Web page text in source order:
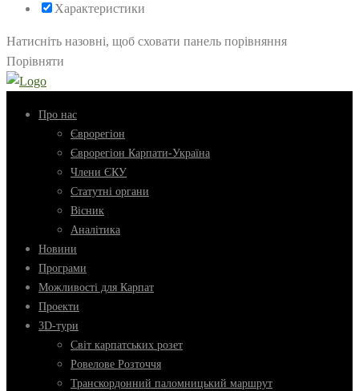
Характеристики
Натисніть назовні, щоб сховати панель порівняння
Порівняти
Про нас
Єврорегіон
Єврорегіон Карпати-Україна
Члени ЄКУ
Статутні органи
Вісник
Аналітика
Новини
Програми
Можливості для Карпат
Проекти
3D-тури
Світ карпатських розет
Ровелове Розточчя
Транскордонний паломницький маршрут